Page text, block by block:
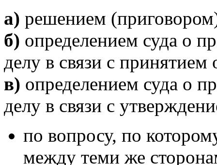
а) решением
б) определением суда о
делу в связи с принятием
в) определением суда о
делу в связи с
по вопросу, по
между теми же